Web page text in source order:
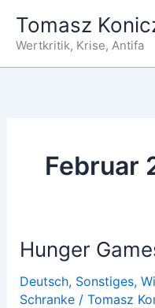
Inhalt
springen
Tomasz
Wertkritik, Krise, Antifa
Februar
Hunger
Deutsch, Sonstiges,
Schranke/ Tomasz